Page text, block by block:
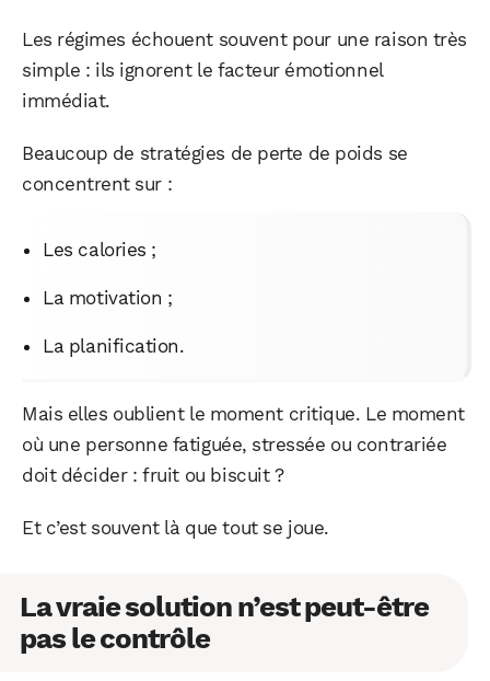
Les régimes échouent souvent pour une raison très
simple : ils ignorent le facteur émotionnel
immédiat.
Beaucoup de stratégies de perte de poids se
concentrent sur :
Les calories ;
La motivation ;
La planification.
Mais elles oublient le moment critique. Le moment
où une personne fatiguée, stressée ou contrariée
doit décider : fruit ou biscuit ?
Et c’est souvent là que tout se joue.
La vraie solution n’est peut-être
pas le contrôle